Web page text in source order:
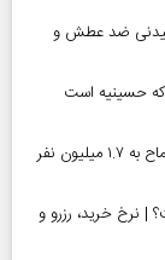
ضد عطش و
که حسینیه است
آغاز رسمی برنامه‌های اربعین ۱۴۰۵ در مرز‌ها | ثبت‌نام سماح به ۱.۷ میلیون نفر
در سال ۱۴۰۵ چقدر است؟ | نرخ خرید، رزرو و